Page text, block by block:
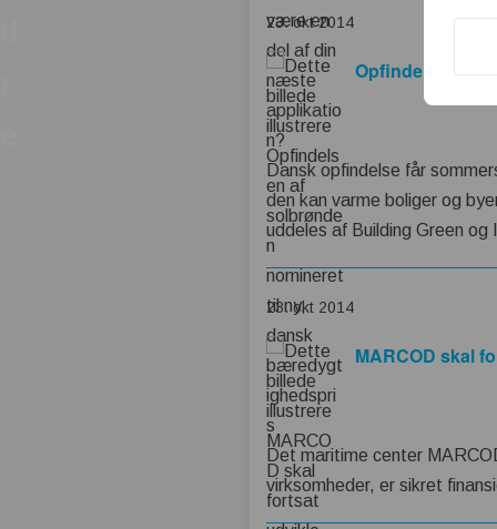
23. okt 2014
Opfindelsen af
Dansk opfindelse får
den kan varme boliger og
uddeles af Building Green og
23. okt 2014
MARCOD skal
Det maritime center
virksomheder, er sikret